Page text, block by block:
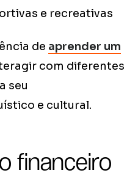
e recreativas
de aprender um
com diferentes
seu
e cultural.
financeiro